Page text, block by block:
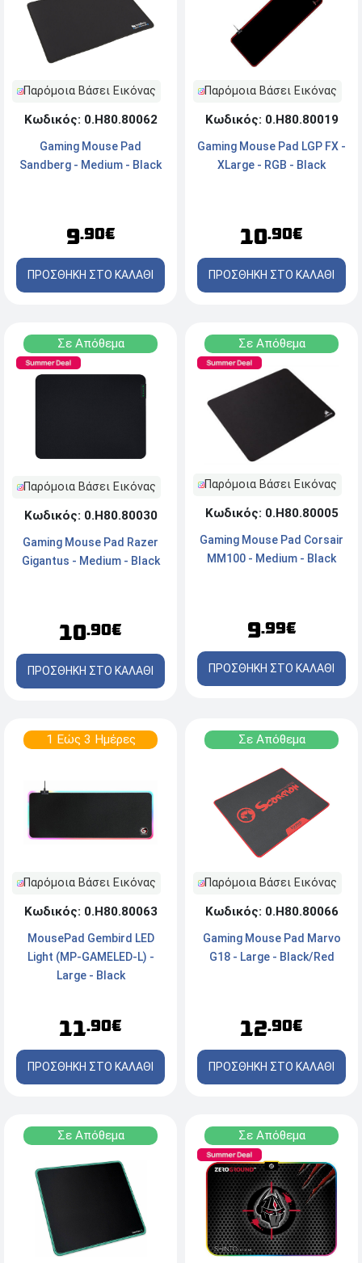
Παρόμοια Βάσει Εικόνας
Κωδικός: 0.Η80.80062
Gaming Mouse Pad
Sandberg - Medium - Black
9.90€
ΠΡΟΣΘΗΚΗ ΣΤΟ ΚΑΛΑΘΙ
Παρόμοια Βάσει Εικόνας
Κωδικός: 0.Η80.80019
Gaming Mouse Pad LGP FX -
XLarge - RGB - Black
10.90€
ΠΡΟΣΘΗΚΗ ΣΤΟ ΚΑΛΑΘΙ
Σε Απόθεμα
Παρόμοια Βάσει Εικόνας
Κωδικός: 0.Η80.80030
Gaming Mouse Pad Razer
Gigantus - Medium - Black
10.90€
ΠΡΟΣΘΗΚΗ ΣΤΟ ΚΑΛΑΘΙ
Σε Απόθεμα
Παρόμοια Βάσει Εικόνας
Κωδικός: 0.Η80.80005
Gaming Mouse Pad Corsair
MM100 - Medium - Black
9.99€
ΠΡΟΣΘΗΚΗ ΣΤΟ ΚΑΛΑΘΙ
1 Εώς 3 Ημέρες
Παρόμοια Βάσει Εικόνας
Κωδικός: 0.Η80.80063
MousePad Gembird LED
Light (MP-GAMELED-L) -
Large - Black
11.90€
ΠΡΟΣΘΗΚΗ ΣΤΟ ΚΑΛΑΘΙ
Σε Απόθεμα
Παρόμοια Βάσει Εικόνας
Κωδικός: 0.Η80.80066
Gaming Mouse Pad Marvo
G18 - Large - Black/Red
12.90€
ΠΡΟΣΘΗΚΗ ΣΤΟ ΚΑΛΑΘΙ
Σε Απόθεμα Σε Απόθεμα